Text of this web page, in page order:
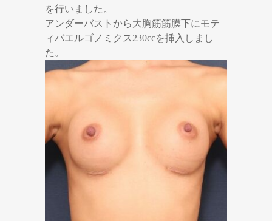
を行いました。
アンダーバストから大胸筋筋膜下にモテ
ィバエルゴノミクス230ccを挿入しまし
た。